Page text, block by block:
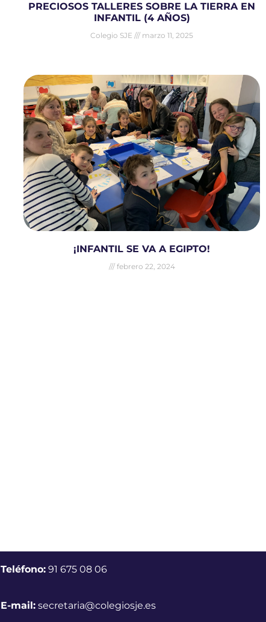
PRECIOSOS TALLERES SOBRE LA TIERRA EN
INFANTIL (4 AÑOS)
Colegio SJE marzo 11, 2025
¡INFANTIL SE VA A EGIPTO!
febrero 22, 2024
Teléfono:91 675 08 06
E-mail: secretaria@colegiosje.es